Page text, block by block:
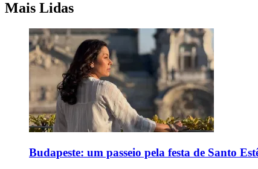
Mais Lidas
Budapeste: um passeio pela festa de Santo